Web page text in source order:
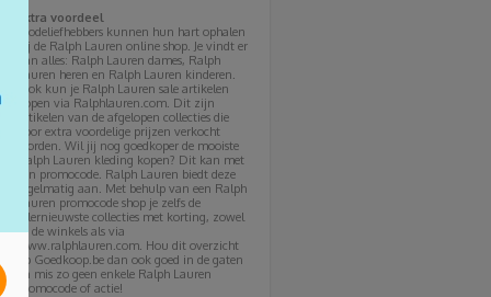
Extra voordeel
Modeliefhebbers kunnen hun hart ophalen
bij de Ralph Lauren online shop. Je vindt er
van alles: Ralph Lauren dames, Ralph
Lauren heren en Ralph Lauren kinderen.
Ook kun je Ralph Lauren sale artikelen
kopen via Ralphlauren.com. Dit zijn
artikelen van de afgelopen collecties die
voor extra voordelige prijzen verkocht
worden. Wil jij nog goedkoper de mooiste
Ralph Lauren kleding kopen? Dit kan met
een promocode. Ralph Lauren biedt deze
regelmatig aan. Met behulp van een Ralph
Lauren promocode shop je zelfs de
allernieuwste collecties met korting, zowel
in de winkels als via
www.ralphlauren.com. Hou dit overzicht
op Goedkoop.be dan ook goed in de gaten
en mis zo geen enkele Ralph Lauren
promocode of actie!